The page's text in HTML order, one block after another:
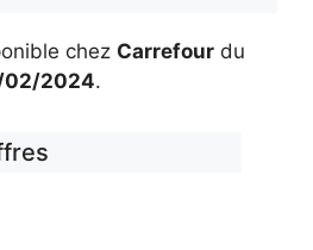
chez Carrefour du
02/2024.